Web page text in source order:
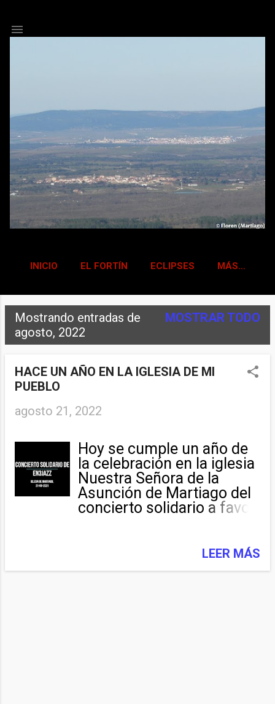
INICIO EL FORTÍN ECLIPSES MÁS…
d
Mostrando entradas de
agosto, 2022
MOSTRAR TODO
HACE UN AÑO EN LA IGLESIA DE MI
PUEBLO
agosto 21, 2022
Hoy se cumple un año de
la celebración en la iglesia
Nuestra Señora de la
Asunción de Martiago del
concierto solidario a favor
LEER MÁS